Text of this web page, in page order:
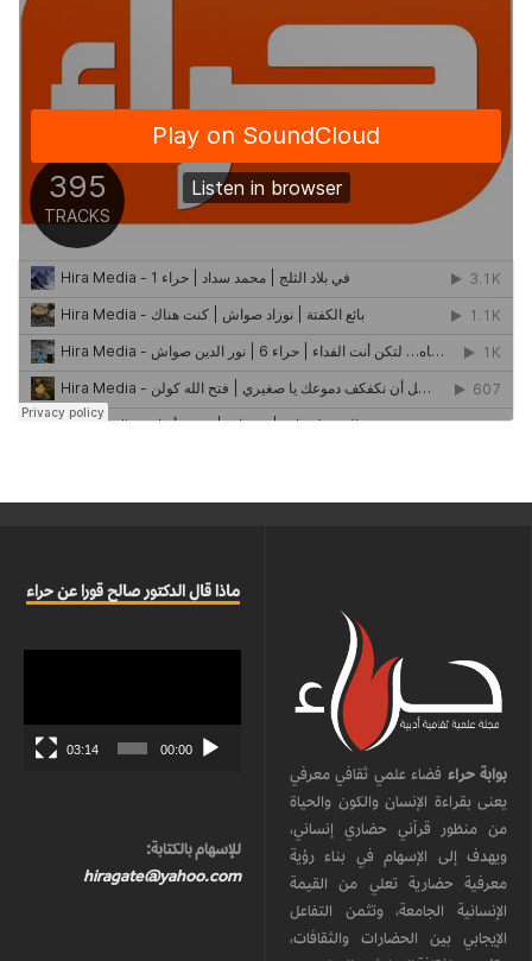
بوابة حراء فضاء علمي ثقافي معرفي
يعنى بقراءة الإنسان والكون والحياة
من منظور قرآني حضاري إنساني،
ويهدف إلى الإسهام في بناء رؤية
معرفية حضارية تعلي من القيمة
الإنسانية الجامعة، وتثمن التفاعل
الإيجابي بين الحضارات والثقافات،
ماذا قال الدكتور صالح قورا عن حراء
00:00
03:14
للإسهام بالكتابة:
hiragate@yahoo.com